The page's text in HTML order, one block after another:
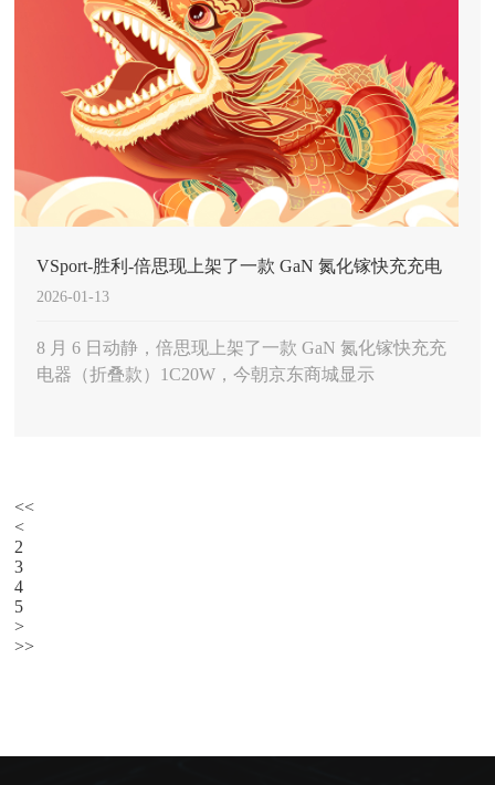
VSport-胜利-倍思现上架了一款 GaN 氮化镓快充充电
器（折叠款）1C20W 京东商城显示为 69 元
2026-01-13
8 月 6 日动静，倍思现上架了一款 GaN 氮化镓快充充
电器（折叠款）1C20W，今朝京东商城显示
<<
<
2
3
4
5
>
>>